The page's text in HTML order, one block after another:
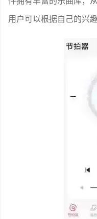
用户可以根据自己的兴